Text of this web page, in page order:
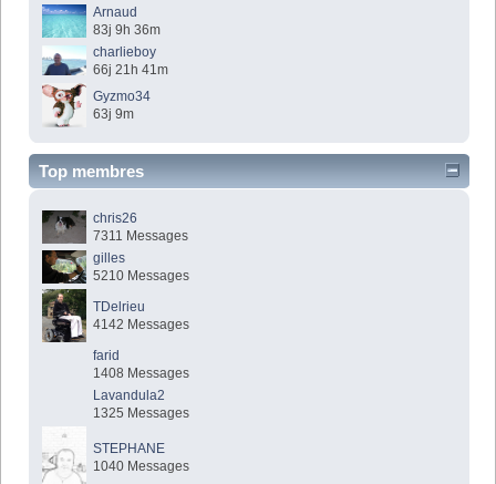
Arnaud
83j 9h 36m
charlieboy
66j 21h 41m
Gyzmo34
63j 9m
Top membres
chris26
7311 Messages
gilles
5210 Messages
TDelrieu
4142 Messages
farid
1408 Messages
Lavandula2
1325 Messages
STEPHANE
1040 Messages